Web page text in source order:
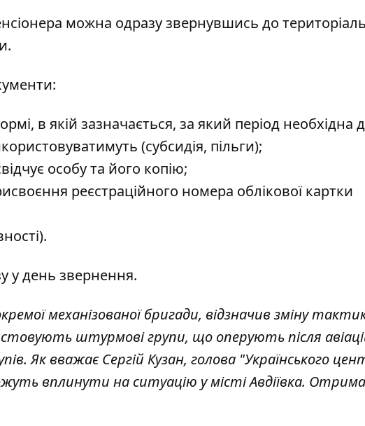
можна одразу звернувшись до
в якій зазначається, за який період необхідна
(субсидія, пільги);
особу та його копію;
реєстраційного номера облікової картки
у день звернення.
механізованої бригади, відзначив зміну
штурмові групи, що оперують після
Як вважає Сергій Кузан, голова "Українського
вплинути на ситуацію у місті Авдіївка.